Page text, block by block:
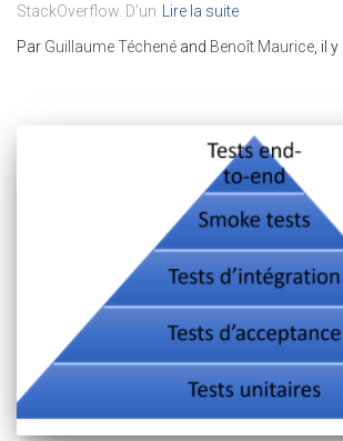
StackOverflow. D’un
Lire la suite
Par Guillaume Téchené and Benoît Maurice , il